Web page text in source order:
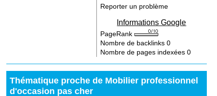
Reporter un problème
Informations Google
PageRank
Nombre de backlinks0
Nombre de pages indexées0
Thématique proche de Mobilier professionnel
d'occasion pas cher